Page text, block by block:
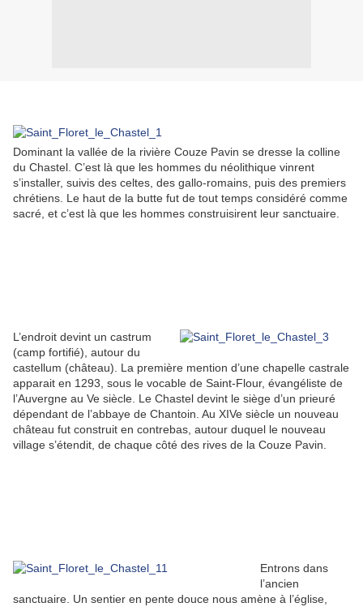
Dominant la vallée de la rivière Couze Pavin se dresse la colline
du Chastel. C’est là que les hommes du néolithique vinrent
s’installer, suivis des celtes, des gallo-romains, puis des premiers
chrétiens. Le haut de la butte fut de tout temps considéré comme
sacré, et c’est là que les hommes construisirent leur sanctuaire.
L’endroit devint un castrum
(camp fortifié), autour du
castellum (château). La première mention d’une chapelle castrale
apparait en 1293, sous le vocable de Saint-Flour, évangéliste de
l’Auvergne au Ve siècle. Le Chastel devint le siège d’un prieuré
dépendant de l’abbaye de Chantoin. Au XIVe siècle un nouveau
château fut construit en contrebas, autour duquel le nouveau
village s’étendit, de chaque côté des rives de la Couze Pavin.
Entrons dans
l’ancien
sanctuaire. Un sentier en pente douce nous amène à l’église,